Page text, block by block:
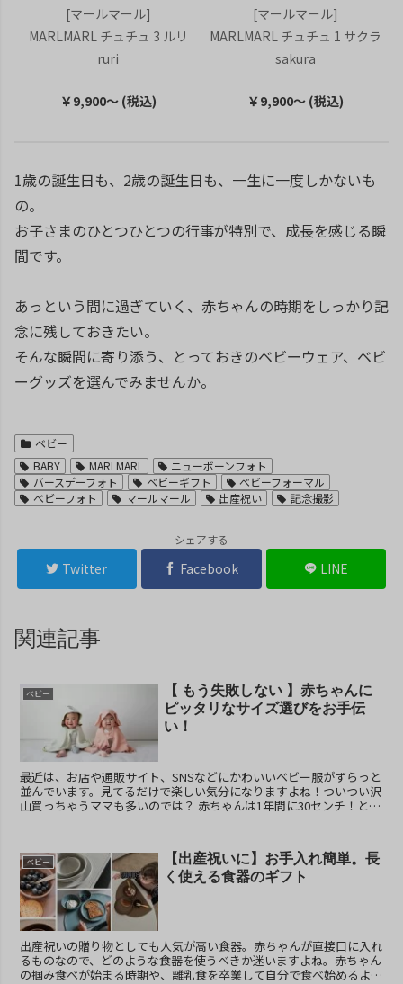
[マールマール]
MARLMARL チュチュ 3 ルリ
ruri
￥9,900～ (税込)
[マールマール]
MARLMARL チュチュ 1 サクラ
sakura
￥9,900～ (税込)
1歳の誕生日も、2歳の誕生日も、一生に一度しかないも
の。
お子さまのひとつひとつの行事が特別で、成長を感じる瞬
間です。
あっという間に過ぎていく、赤ちゃんの時期をしっかり記
念に残しておきたい。
そんな瞬間に寄り添う、とっておきのベビーウェア、ベビ
ーグッズを選んでみませんか。
ベビー
BABY
MARLMARL
ニューボーンフォト
バースデーフォト
ベビーギフト
べビーフォーマル
べビーフォト
マールマール 出産祝い 記念撮影
シェアする
Twitter Facebook LINE
関連記事
ベビー
【 もう失敗しない 】赤ちゃんに
ピッタリなサイズ選びをお手伝
い！
最近は、お店や通販サイト、SNSなどにかわいいベビー服がずらっと
並んでいます。見てるだけで楽しい気分になりますよね！ついつい沢
山買っちゃうママも多いのでは？ 赤ちゃんは1年間に30センチ！とい
ベビー
【出産祝いに】お手入れ簡単。長
く使える食器のギフト
出産祝いの贈り物としても人気が高い食器。赤ちゃんが直接口に入れ
るものなので、どのような食器を使うべきか迷いますよね。赤ちゃん
の掴み食べが始まる時期や、離乳食を卒業して自分で食べ始めるよう